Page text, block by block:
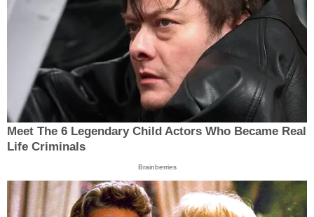
Meet The 6 Legendary Child Actors Who Became Real
Life Criminals
Brainberries